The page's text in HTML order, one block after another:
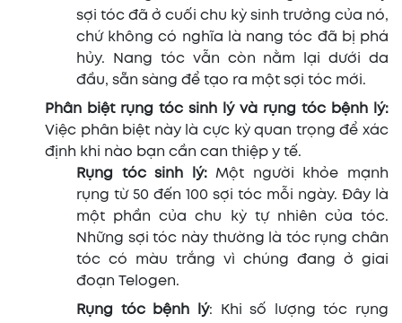
sợi tóc đã ở cuối chu kỳ sinh trưởng của nó,
chứ không có nghĩa là nang tóc đã bị phá
hủy. Nang tóc vẫn còn nằm lại dưới da
đầu, sẵn sàng để tạo ra một sợi tóc mới.
Phân biệt rụng tóc sinh lý và rụng tóc bệnh lý:
Việc phân biệt này là cực kỳ quan trọng để xác
định khi nào bạn cần can thiệp y tế.
Rụng tóc sinh lý:Một người khỏe mạnh
rụng từ 50 đến 100 sợi tóc mỗi ngày. Đây là
một phần của chu kỳ tự nhiên của tóc.
Những sợi tóc này thường là tóc rụng chân
tóc có màu trắng vì chúng đang ở giai
đoạn Telogen.
Rụng tóc bệnh lý: Khi số lượng tóc rụng